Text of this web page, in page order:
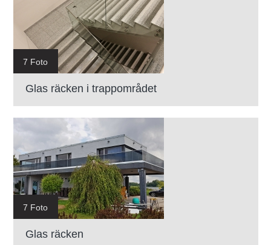
7 Foto
Glas räcken i trappområdet
7 Foto
Glas räcken